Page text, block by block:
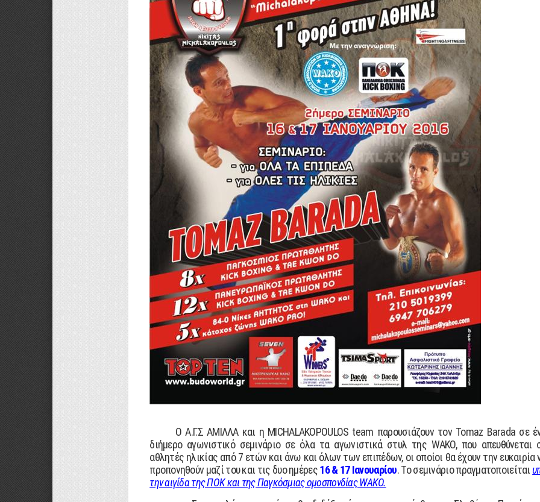
Ο Α.Γ.Σ ΑΜΙΛΛΑ και η MICHALAKOPOULOS team παρουσιάζουν τον Tomaz Barada σε
διήμερο αγωνιστικό σεμινάριο σε όλα τα αγωνιστικά στυλ της WAKO, που απευθύνεται
αθλητές ηλικίας από 7 ετών και άνω και όλων των επιπέδων, οι οποίοι θα έχουν την ευκαιρία
προπονηθούν μαζί του και τις δυο ημέρες16 & 17 Ιανουαρίου. Το σεμινάριο πραγματοποιείται
την αιγίδα της ΠΟΚ και της Παγκόσμιας ομοσπονδίας WAKO.